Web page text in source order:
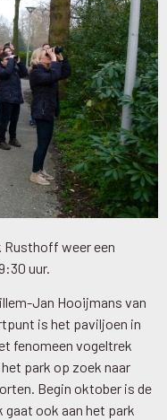
Rusthoff weer een
uur.
Jan Hooijmans van
is het paviljoen in
fenomeen vogeltrek
park op zoek naar
Begin oktober is de
gaat ook aan het park